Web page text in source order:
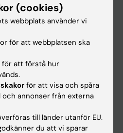
(cookies)
webbplats använder vi
för att webbplatsen ska
för att förstå hur
för att visa och spåra
och annonser från externa
till länder utanför EU.
du att vi sparar